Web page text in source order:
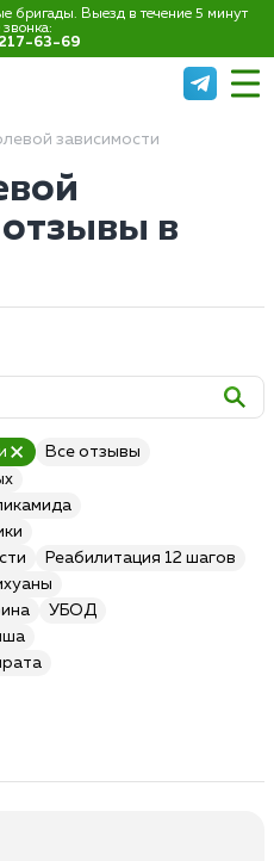
бригады. Выезд в течение 5 минут
звонка:
63-69
зависимости
в
Все отзывы
Реабилитация 12 шагов
УБОД